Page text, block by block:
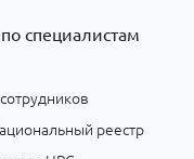
специалистам
реестр